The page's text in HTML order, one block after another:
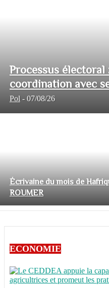
Processus électoral
coordination avec
Pol - 07/08/26
Écrivaine du mois de
ROUMER
ECONOMIE